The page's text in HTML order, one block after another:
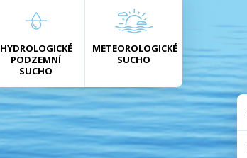
HYDROLOGICKÉ
PODZEMNÍ
SUCHO
METEOROLOGICKÉ
SUCHO